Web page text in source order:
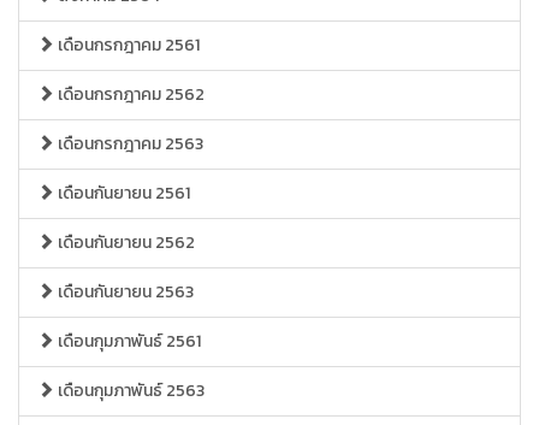
เดือนกรกฎาคม 2561
เดือนกรกฎาคม 2562
เดือนกรกฎาคม 2563
เดือนกันยายน 2561
เดือนกันยายน 2562
เดือนกันยายน 2563
เดือนกุมภาพันธ์ 2561
เดือนกุมภาพันธ์ 2563